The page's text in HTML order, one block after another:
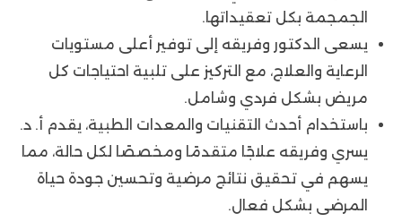
الجمجمة بكل تعقيداتها.
يسعى الدكتور وفريقه إلى توفير أعلى مستويات
الرعاية والعلاج، مع التركيز على تلبية احتياجات كل
مريض بشكل فردي وشامل.
باستخدام أحدث التقنيات والمعدات الطبية، يقدم أ. د.
يسري وفريقه علاجًا متقدمًا ومخصصًا لكل حالة، مما
يسهم في تحقيق نتائج مرضية وتحسين جودة حياة
المرضى بشكل فعال.